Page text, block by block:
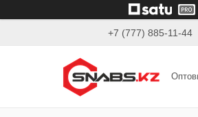
+7 (777) 885-11-44